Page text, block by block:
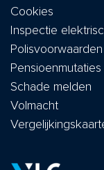
Cookies
Inspectie
Polisvoorwaarden
Schade melden
Volmacht